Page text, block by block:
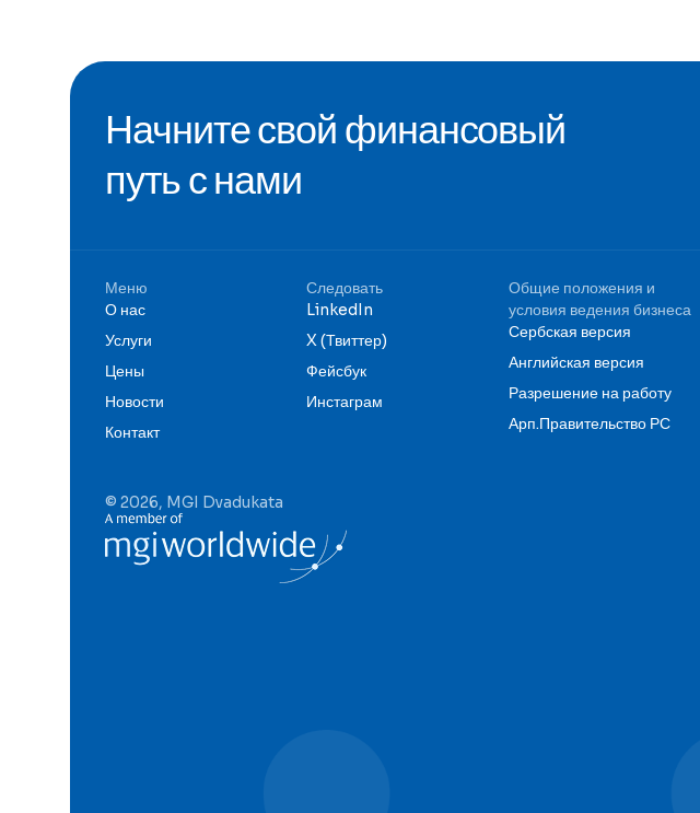
Начните свой финансовый
путь с нами
Меню
О нас
Услуги
Цены
Новости
Контакт
Следовать
LinkedIn
X (Твиттер)
Фейсбук
Инстаграм
Общие положения и
условия ведения бизнеса
Сербская версия
Английская версия
Разрешение на работу
Арп.Правительство РС
© 2026, MGI Dvadukata